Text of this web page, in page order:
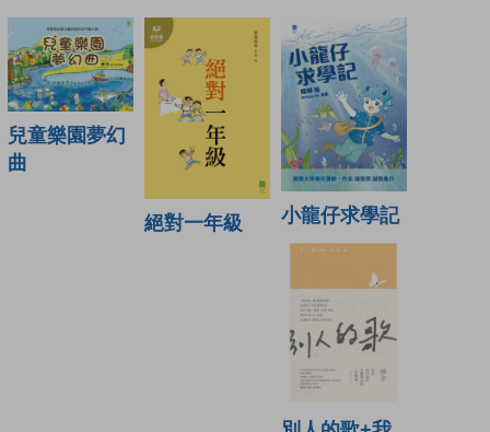
兒童樂園夢幻
曲
絕對一年級 小龍仔求學記